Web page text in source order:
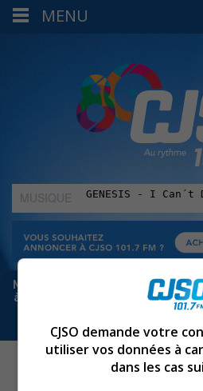
MUSIQUE
:
Meta bloque les infos sur
à Sorel-Tracy et la région,
MENU
CJSO demande votre
utiliser vos données à
dans les cas